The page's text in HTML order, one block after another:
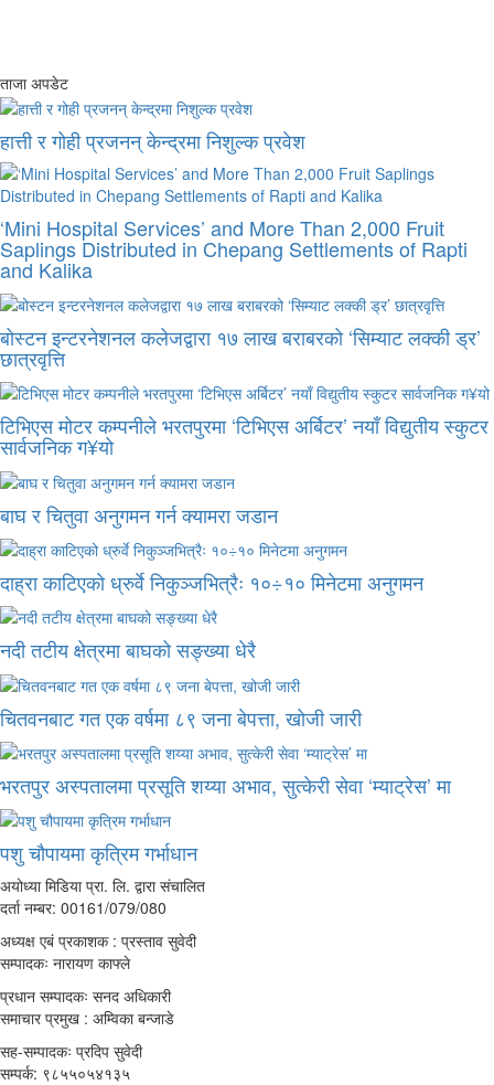
ताजा अपडेट
हात्ती र गोही प्रजनन् केन्द्रमा निशुल्क प्रवेश
‘Mini Hospital Services’ and More Than 2,000 Fruit
Saplings Distributed in Chepang Settlements of Rapti
and Kalika
बोस्टन इन्टरनेशनल कलेजद्वारा १७ लाख बराबरको ‘सिम्याट लक्की ड्र’
छात्रवृत्ति
टिभिएस मोटर कम्पनीले भरतपुरमा ‘टिभिएस अर्बिटर’ नयाँ विद्युतीय स्कुटर
सार्वजनिक ग¥यो
बाघ र चितुवा अनुगमन गर्न क्यामरा जडान
दाह्रा काटिएको ध्रुर्वे निकुञ्जभित्रैः १०÷१० मिनेटमा अनुगमन
नदी तटीय क्षेत्रमा बाघको सङ्ख्या धेरै
चितवनबाट गत एक वर्षमा ८९ जना बेपत्ता, खोजी जारी
भरतपुर अस्पतालमा प्रसूति शय्या अभाव, सुत्केरी सेवा ‘म्याट्रेस’ मा
पशु चौपायमा कृत्रिम गर्भाधान
अयोध्या मिडिया प्रा. लि. द्वारा संचालित
दर्ता नम्बर: 00161/079/080
अध्यक्ष एबं प्रकाशक : प्रस्ताव सुवेदी
सम्पादकः नारायण काफ्ले
प्रधान सम्पादकः सनद अधिकारी
समाचार प्रमुख : अम्विका बन्जाडे
सह-सम्पादकः प्रदिप सुवेदी
सम्पर्क: ९८५५०५४१३५